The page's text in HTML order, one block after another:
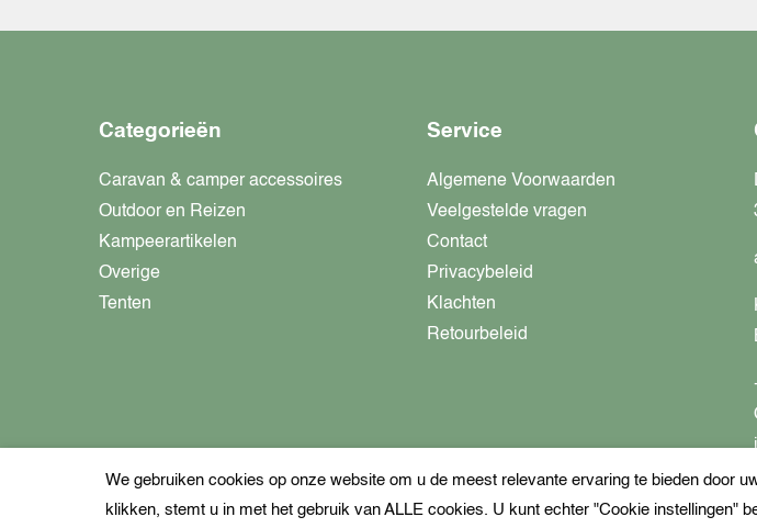
Categorieën
Caravan & camper accessoires
Outdoor en Reizen
Kampeerartikelen
Overige
Tenten
Service
Algemene Voorwaarden
Veelgestelde vragen
Contact
Privacybeleid
Klachten
Retourbeleid
We gebruiken cookies op onze website om u de meest relevante ervaring te bieden door
klikken, stemt u in met het gebruik van ALLE cookies. U kunt echter "Cookie instellingen"